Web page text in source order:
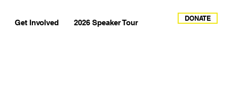
Get Involved 2026 Speaker Tour DONATE